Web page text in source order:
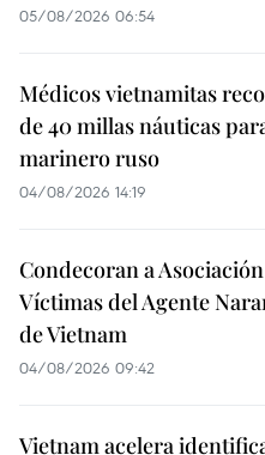
05/08/2026 06:54
Médicos vietnamitas
de 40 millas náuticas
marinero ruso
04/08/2026 14:19
Condecoran a
Víctimas del Agente
de Vietnam
04/08/2026 09:42
Vietnam acelera